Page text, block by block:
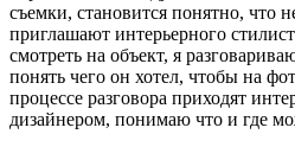
съемки, становится понятно, что
приглашают интерьерного
смотреть на объект, я
понять чего он хотел, чтобы на
процессе разговора приходят
дизайнером, понимаю что и где